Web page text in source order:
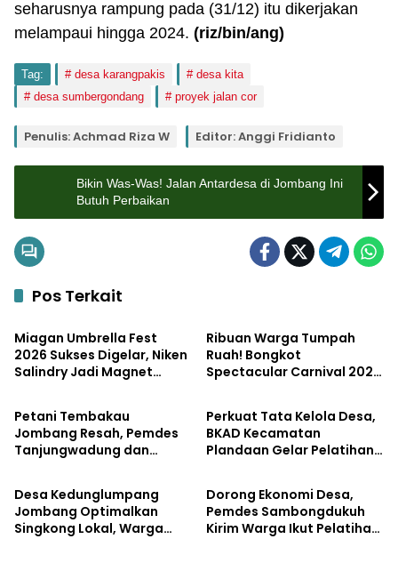
seharusnya rampung pada (31/12) itu dikerjakan
melampaui hingga 2024. (riz/bin/ang)
Tag: desa karangpakis
desa kita
desa sumbergondang
proyek jalan cor
Penulis: Achmad Riza W Editor: Anggi Fridianto
Bikin Was-Was! Jalan Antardesa di Jombang Ini
Butuh Perbaikan
Pos Terkait
Pemerintahan
Miagan Umbrella Fest
2026 Sukses Digelar, Niken
Salindry Jadi Magnet
Ribuan Warga Tumpah
Ruah! Bongkot
Spectacular Carnival 2026
Pemerintahan
Petani Tembakau
Jombang Resah, Pemdes
Tanjungwadung dan
Pemerintahan
Perkuat Tata Kelola Desa,
BKAD Kecamatan
Plandaan Gelar Pelatihan
Pemerintahan
Desa Kedunglumpang
Jombang Optimalkan
Singkong Lokal, Warga
Pemerintahan
Dorong Ekonomi Desa,
Pemdes Sambongdukuh
Kirim Warga Ikut Pelatihan